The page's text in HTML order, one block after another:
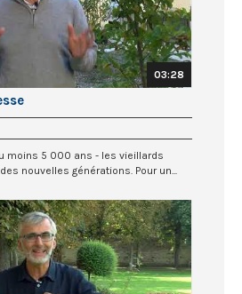
03:28
moins 5 000 ans - les vieillards
nouvelles générations. Pour un...